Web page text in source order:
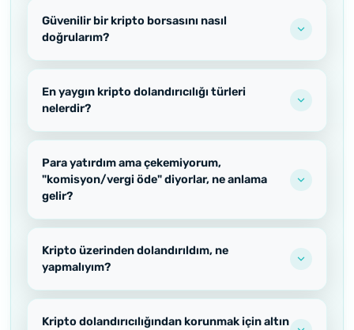
Güvenilir bir kripto borsasını nasıl
doğrularım?
En yaygın kripto dolandırıcılığı türleri
nelerdir?
Para yatırdım ama çekemiyorum,
"komisyon/vergi öde" diyorlar, ne anlama
gelir?
Kripto üzerinden dolandırıldım, ne
yapmalıyım?
Kripto dolandırıcılığından korunmak için altın